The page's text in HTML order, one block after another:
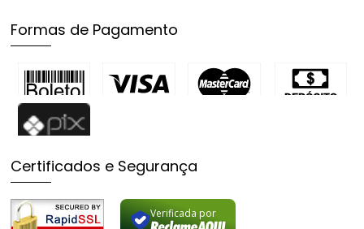
Formas de Pagamento
Certificados e Segurança
Verificada por